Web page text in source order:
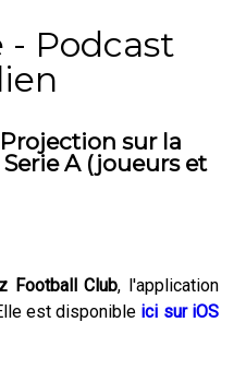
- Podcast
Projection sur la
A (joueurs et
Football Club, l'application
est disponible ici sur iOS